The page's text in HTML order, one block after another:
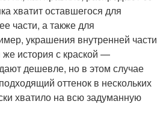
хватит оставшегося для
части, а также для
украшения внутренней части
история с краской —
дешевле, но в этом случае
оттенок в нескольких
хватило на всю задуманную